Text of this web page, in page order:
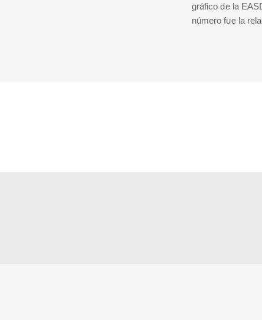
gráfico de la
número fue la